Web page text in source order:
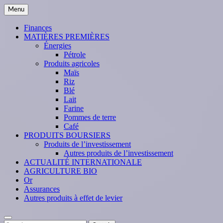
Skip
to
content
Menu
Finances
MATIÈRES PREMIÈRES
Énergies
Pétrole
Produits agricoles
Maïs
Riz
Blé
Lait
Farine
Pommes de terre
Café
PRODUITS BOURSIERS
Produits de l’investissement
Autres produits de l’investissement
ACTUALITÉ INTERNATIONALE
AGRICULTURE BIO
Or
Assurances
Autres produits à effet de levier
Search